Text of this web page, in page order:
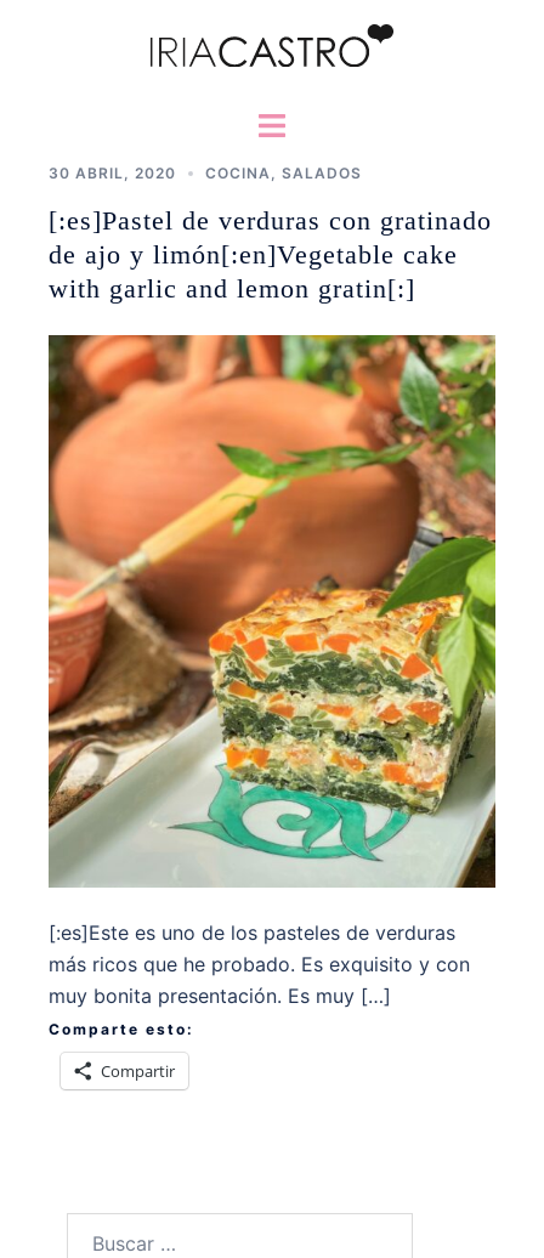
Alternar
30 ABRIL, 2020 COCINA SALADOS
[:es]Pastel de verduras con gratinado
de ajo y limón[:en]Vegetable cake
with garlic and lemon gratin[:]
[:es]Este es uno de los pasteles de verduras
más ricos que he probado. Es exquisito y con
muy bonita presentación. Es muy […]
Comparte esto:
Compartir